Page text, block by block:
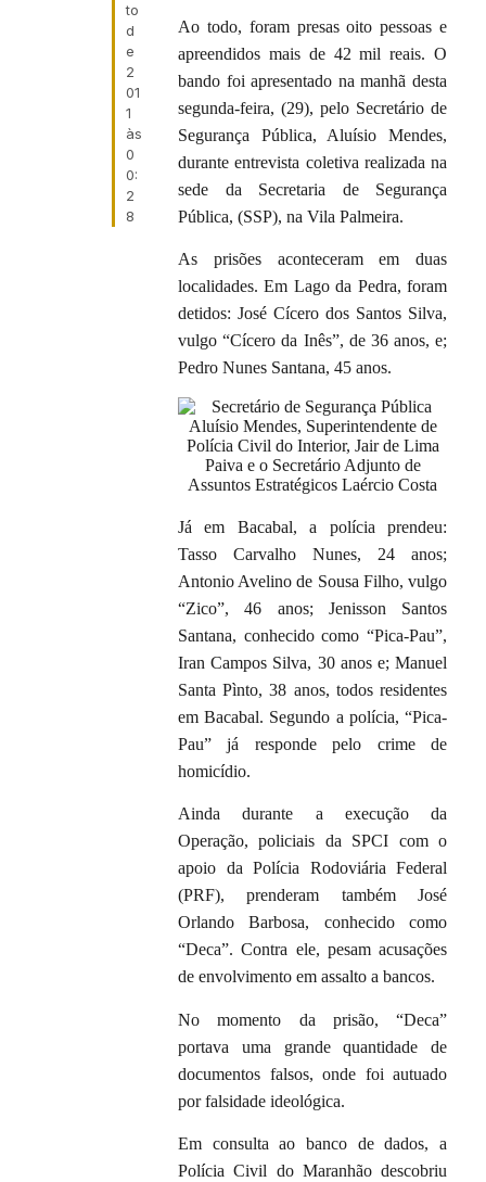
to
d
e
2
01
1
às
0
0:
2
8
Ao todo, foram presas oito pessoas e
apreendidos mais de 42 mil reais. O
bando foi apresentado na manhã desta
segunda-feira, (29), pelo Secretário de
Segurança Pública, Aluísio Mendes,
durante entrevista coletiva realizada na
sede da Secretaria de Segurança
Pública, (SSP), na Vila Palmeira.
As prisões aconteceram em duas
localidades. Em Lago da Pedra, foram
detidos: José Cícero dos Santos Silva,
vulgo “Cícero da Inês”, de 36 anos, e;
Pedro Nunes Santana, 45 anos.
Já em Bacabal, a polícia prendeu:
Tasso Carvalho Nunes, 24 anos;
Antonio Avelino de Sousa Filho, vulgo
“Zico”, 46 anos; Jenisson Santos
Santana, conhecido como “Pica-Pau”,
Iran Campos Silva, 30 anos e; Manuel
Santa Pìnto, 38 anos, todos residentes
em Bacabal. Segundo a polícia, “Pica-
Pau” já responde pelo crime de
homicídio.
Ainda durante a execução da
Operação, policiais da SPCI com o
apoio da Polícia Rodoviária Federal
(PRF), prenderam também José
Orlando Barbosa, conhecido como
“Deca”. Contra ele, pesam acusações
de envolvimento em assalto a bancos.
No momento da prisão, “Deca”
portava uma grande quantidade de
documentos falsos, onde foi autuado
por falsidade ideológica.
Em consulta ao banco de dados, a
Polícia Civil do Maranhão descobriu